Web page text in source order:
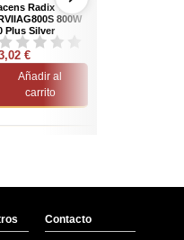
Radix VII
800W
Plus Silver
€
Añadir al
carrito
Contacto